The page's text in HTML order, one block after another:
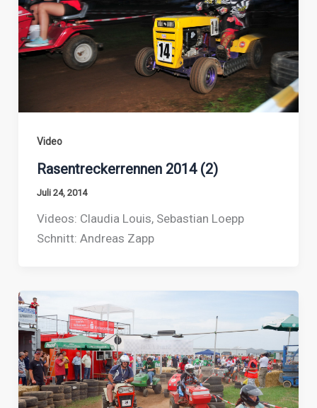
Video
Rasentreckerrennen 2014 (2)
Juli 24, 2014
Videos: Claudia Louis, Sebastian Loepp
Schnitt: Andreas Zapp